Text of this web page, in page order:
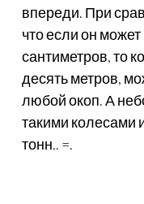
впереди. При
что если он
сантиметров, то
десять метров,
любой окоп. А
такими колесами
тонн.. =.